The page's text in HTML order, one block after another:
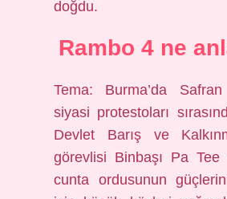
doğdu.
Rambo 4 ne
Tema: Burma’da Safran
siyasi protestoları
Devlet Barış ve
görevlisi Binbaşı Pa Tee
cunta ordusunun